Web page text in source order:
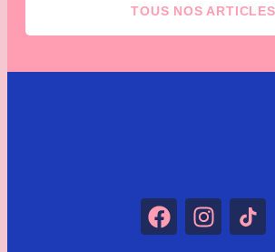
TOUS NOS ARTICLES